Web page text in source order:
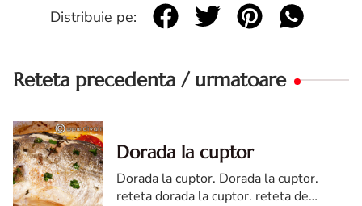
Distribuie pe:
Reteta precedenta / urmatoare
Dorada la cuptor
Dorada la cuptor. Dorada la cuptor.
reteta dorada la cuptor. reteta de